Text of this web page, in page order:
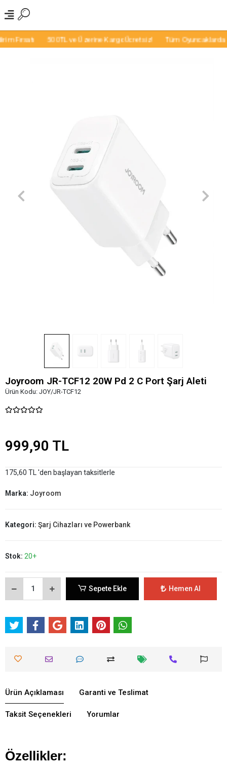
Fırsatı 500TL ve Üzerine Kargo Ücretsiz! Tüm Oyuncaklarda
Joyroom JR-TCF12 20W Pd 2 C Port Şarj Aleti
Ürün Kodu: JOY/JR-TCF12
999,90 TL
175,60 TL 'den başlayan taksitlerle
Marka: Joyroom
Kategori: Şarj Cihazları ve Powerbank
Stok: 20+
Sepete Ekle Hemen Al
Ürün Açıklaması Garanti ve Teslimat
Taksit Seçenekleri Yorumlar
Özellikler: